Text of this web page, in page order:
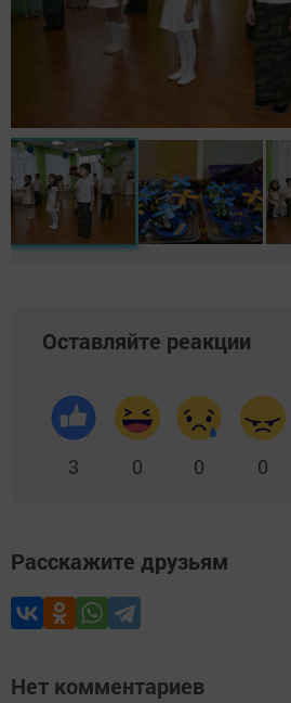
Оставляйте реакции
3 0 0 0
Расскажите друзьям
Нет комментариев